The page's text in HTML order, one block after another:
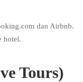
dan Airbnb.
hotel.
Tours)